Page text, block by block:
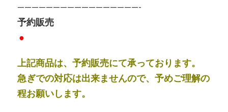
—————————————————-
予約販売
●
上記商品は、予約販売にて承っております。
急ぎでの対応は出来ませんので、予めご理解の
程お願いします。